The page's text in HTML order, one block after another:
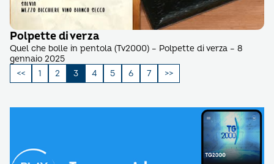
Polpette di verza
Quel che bolle in pentola (Tv2000) – Polpette di verza – 8
gennaio 2025
Paginazione
degli
1 2 3 4 5 6 7